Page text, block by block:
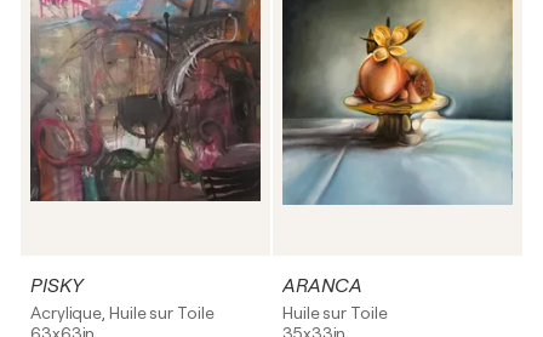
PISKY
Acrylique, Huile sur Toile
ARANCA
Huile sur Toile